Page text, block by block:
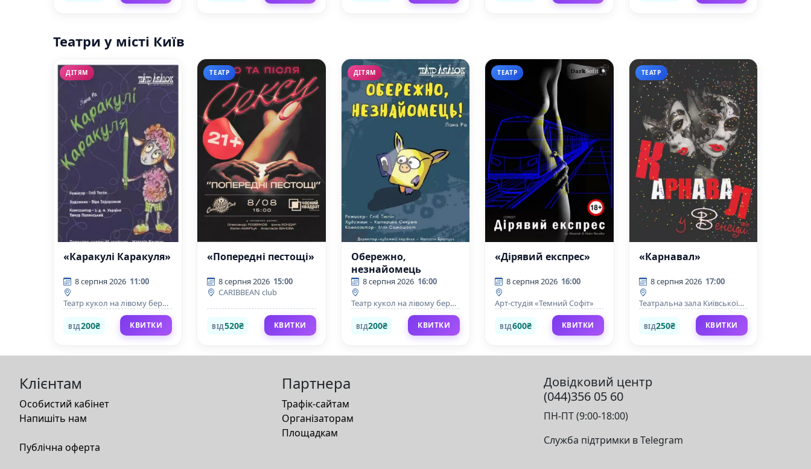
Театри у місті Київ
ДІТЯМ
«Каракулі Каракуля»
8 серпня 2026 11:00
Театр кукол на лівому березі
ВІД200₴ КВИТКИ
ТЕАТР
«Попередні пестощі»
8 серпня 2026 15:00
CARIBBEAN club
ВІД520₴ КВИТКИ
ДІТЯМ
Обережно,
незнайомець
8 серпня 2026 16:00
Театр кукол на лівому березі
ВІД200₴ КВИТКИ
ТЕАТР
«Дірявий експрес»
8 серпня 2026 16:00
Арт-студія «Темний Софіт»
ВІД600₴ КВИТКИ
ТЕАТР
«Карнавал»
8 серпня 2026 17:00
Театральна зала Київської
ВІД250₴ КВИТКИ
Клієнтам
Особистий кабінет
Напишіть нам
Публічна оферта
Партнера
Трафік-сайтам
Організаторам
Площадкам
Довідковий центр
(044)356 05 60
ПН-ПТ (9:00-18:00)
Служба підтримки в Telegram